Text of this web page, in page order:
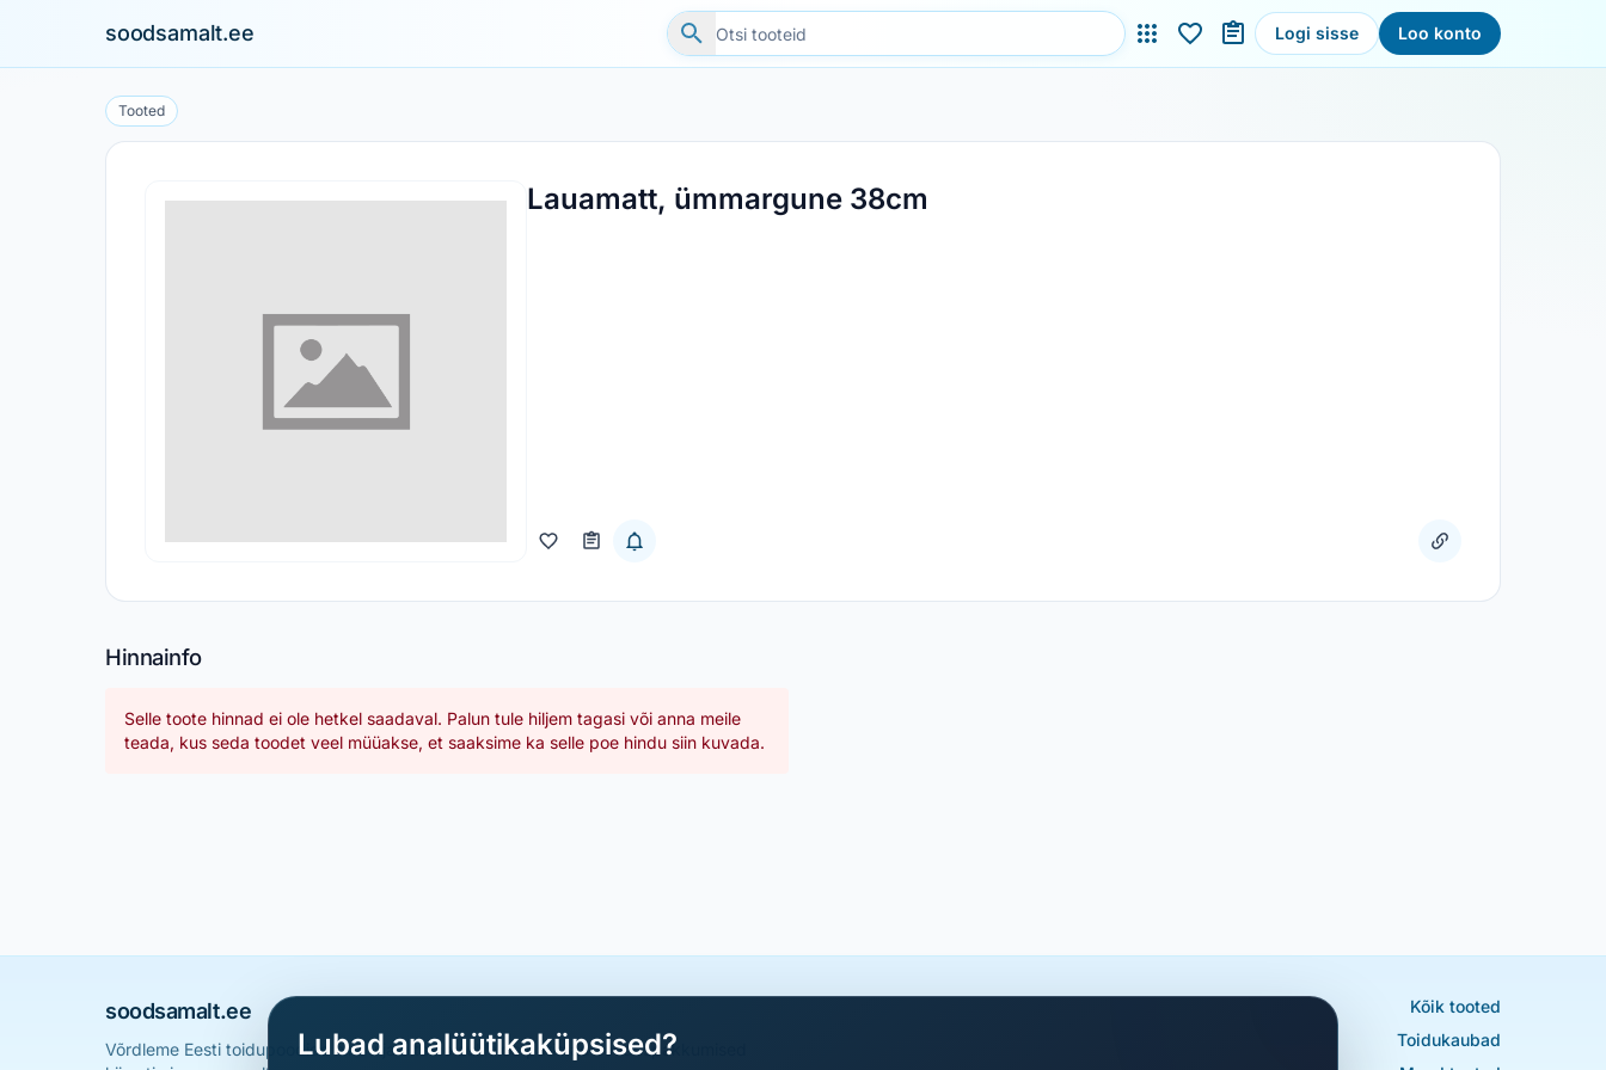
soodsamalt.ee Logi sisse Loo konto
Tooted
Lauamatt, ümmargune 38cm
Hinnainfo
Selle toote hinnad ei ole hetkel saadaval. Palun tule hiljem tagasi või anna meile
teada, kus seda toodet veel müüakse, et saaksime ka selle poe hindu siin kuvada.
soodsamalt.ee
Võrdleme Eesti toidupoodide hindu ja aitame sul leida parimad sooduspakkumised
Kõik tooted
Toidukaubad
Lubad analüütikaküpsised?